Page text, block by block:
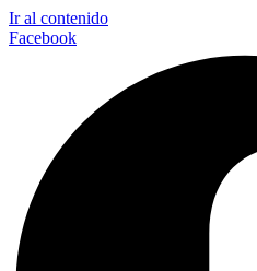
Ir al contenido
Facebook